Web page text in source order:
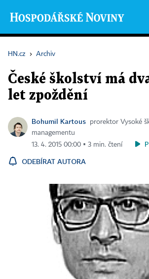
HN.cz › Archiv
České školství má
let zpoždění
Bohumil Kartous
prorektor Vysoké
managementu
13. 4. 2015 00:00 ▪ 3 min. čtení
ODEBÍRAT AUTORA